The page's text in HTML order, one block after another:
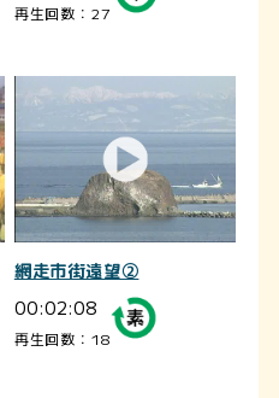
再生回数：27
網走市街遠望②
00:02:08
再生回数：18